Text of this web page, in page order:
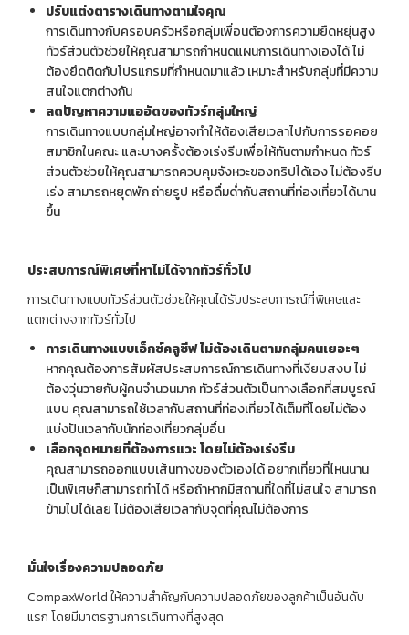
ปรับแต่งตารางเดินทางตามใจคุณ
การเดินทางกับครอบครัวหรือกลุ่มเพื่อนต้องการความยืดหยุ่นสูง
ทัวร์ส่วนตัวช่วยให้คุณสามารถกำหนดแผนการเดินทางเองได้ ไม่
ต้องยึดติดกับโปรแกรมที่กำหนดมาแล้ว เหมาะสำหรับกลุ่มที่มีความ
สนใจแตกต่างกัน
ลดปัญหาความแออัดของทัวร์กลุ่มใหญ่
การเดินทางแบบกลุ่มใหญ่อาจทำให้ต้องเสียเวลาไปกับการรอคอย
สมาชิกในคณะ และบางครั้งต้องเร่งรีบเพื่อให้ทันตามกำหนด ทัวร์
ส่วนตัวช่วยให้คุณสามารถควบคุมจังหวะของทริปได้เอง ไม่ต้องรีบ
เร่ง สามารถหยุดพัก ถ่ายรูป หรือดื่มด่ำกับสถานที่ท่องเที่ยวได้นาน
ขึ้น
ประสบการณ์พิเศษที่หาไม่ได้จากทัวร์ทั่วไป
การเดินทางแบบทัวร์ส่วนตัวช่วยให้คุณได้รับประสบการณ์ที่พิเศษและ
แตกต่างจากทัวร์ทั่วไป
การเดินทางแบบเอ็กซ์คลูซีฟ ไม่ต้องเดินตามกลุ่มคนเยอะๆ
หากคุณต้องการสัมผัสประสบการณ์การเดินทางที่เงียบสงบ ไม่
ต้องวุ่นวายกับผู้คนจำนวนมาก ทัวร์ส่วนตัวเป็นทางเลือกที่สมบูรณ์
แบบ คุณสามารถใช้เวลากับสถานที่ท่องเที่ยวได้เต็มที่โดยไม่ต้อง
แบ่งปันเวลากับนักท่องเที่ยวกลุ่มอื่น
เลือกจุดหมายที่ต้องการแวะ โดยไม่ต้องเร่งรีบ
คุณสามารถออกแบบเส้นทางของตัวเองได้ อยากเที่ยวที่ไหนนาน
เป็นพิเศษก็สามารถทำได้ หรือถ้าหากมีสถานที่ใดที่ไม่สนใจ สามารถ
ข้ามไปได้เลย ไม่ต้องเสียเวลากับจุดที่คุณไม่ต้องการ
มั่นใจเรื่องความปลอดภัย
CompaxWorld ให้ความสำคัญกับความปลอดภัยของลูกค้าเป็นอันดับ
แรก โดยมีมาตรฐานการเดินทางที่สูงสุด